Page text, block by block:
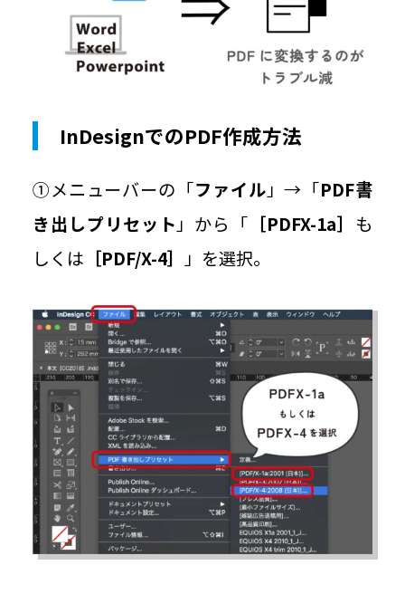
InDesignでのPDF作成方法
①メニューバーの「ファイル」→「PDF書
き出しプリセット」から「 ［PDFX-1a］ も
しくは ［PDF/X-4］ 」を選択。